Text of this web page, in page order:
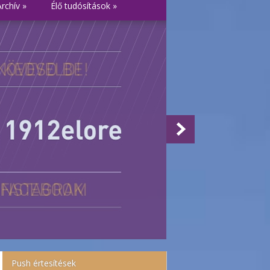
» Élő tudósítások »
Push értesítések